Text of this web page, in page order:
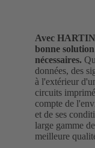
Avec
bonne
nécessaires.
données, des
à l'extérieur
circuits
compte de
et de ses
large gamme
meilleure